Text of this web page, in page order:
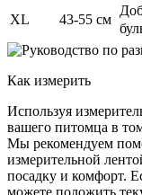
XL 43-55 см
Как измерить
Используя
вашего питомца в
Мы рекомендуем
измерительной
посадку и комфорт.